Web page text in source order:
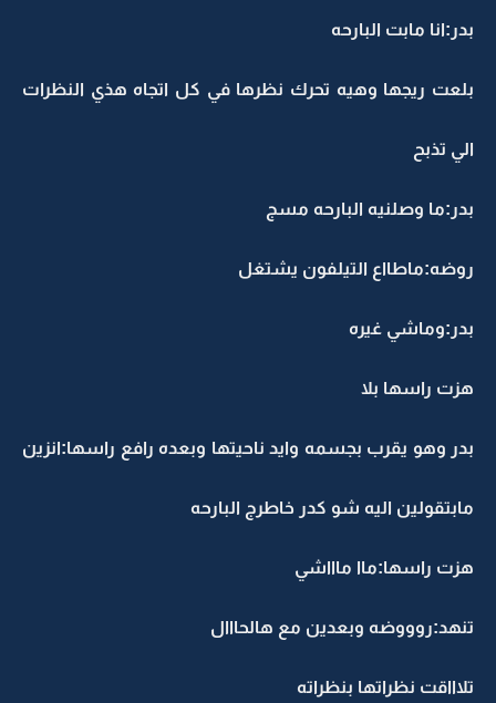
بدر:انا مابت البارحه
بلعت ريجها وهيه تحرك نظرها في كل اتجاه هذي النظرات
الي تذبح
بدر:ما وصلنيه البارحه مسج
روضه:ماطااع التيلفون يشتغل
بدر:وماشي غيره
هزت راسها بلا
بدر وهو يقرب بجسمه وايد ناحيتها وبعده رافع راسها:انزين
مابتقولين اليه شو كدر خاطرج البارحه
هزت راسها:ماا ماااشي
تنهد:روووضه وبعدين مع هالحااال
تلاااقت نظراتها بنظراته